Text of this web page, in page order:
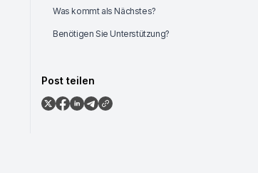
Was kommt als Nächstes?
Benötigen Sie Unterstützung?
Post teilen